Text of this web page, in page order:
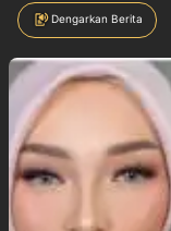
Dengarkan Berita